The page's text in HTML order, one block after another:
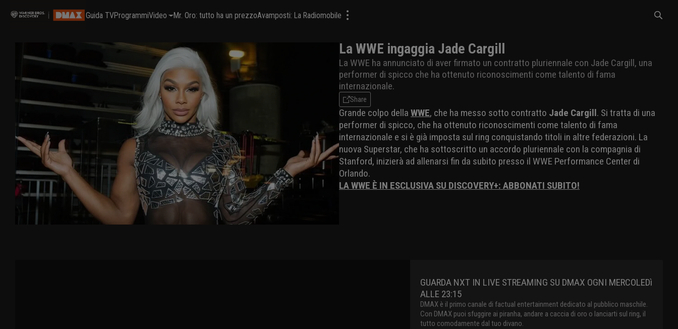
Guida TVProgrammiVideo Mr. Oro: tutto ha un prezzoAvamposti: La Radiomobile
La WWE ingaggia Jade Cargill
La WWE ha annunciato di aver firmato un contratto pluriennale con Jade Cargill, una
performer di spicco che ha ottenuto riconoscimenti come talento di fama
internazionale.
Share
Grande colpo della WWE, che ha messo sotto contratto Jade Cargill. Si tratta di una
performer di spicco, che ha ottenuto riconoscimenti come talento di fama
internazionale e si è già imposta sul ring conquistando titoli in altre federazioni. La
nuova Superstar, che ha sottoscritto un accordo pluriennale con la compagnia di
Stanford, inizierà ad allenarsi fin da subito presso il WWE Performance Center di
Orlando.
LA WWE È IN ESCLUSIVA SU DISCOVERY+: ABBONATI SUBITO!
GUARDA NXT IN LIVE STREAMING SU DMAX OGNI MERCOLEDì
ALLE 23:15
DMAX è il primo canale di factual entertainment dedicato al pubblico maschile.
Con DMAX puoi sfuggire ai piranha, andare a caccia di oro o lanciarti sul ring, il
tutto comodamente dal tuo divano.